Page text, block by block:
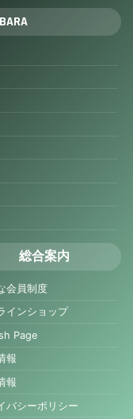
総合案内
会員制度
インショップ
Page
報
報
バシーポリシー